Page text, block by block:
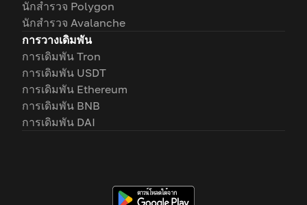
นักสำรวจ Polygon
นักสำรวจ Avalanche
การวางเดิมพัน
การเดิมพัน Tron
การเดิมพัน USDT
การเดิมพัน Ethereum
การเดิมพัน BNB
การเดิมพัน DAI